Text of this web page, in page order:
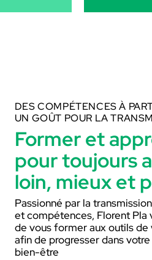
DES COMPÉTENCES À
UN GOÛT POUR LA
Former et
pour toujours
loin, mieux et
Passionné par la
et compétences, Florent Pla
de vous former aux outils de
afin de progresser dans
bien-être